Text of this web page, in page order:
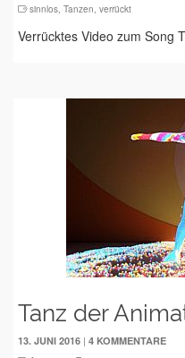
sinnlos, Tanzen, verrückt
Verrücktes Video zum Song
Tanz der
13. JUNI 2016 | 4 KOMMENTARE